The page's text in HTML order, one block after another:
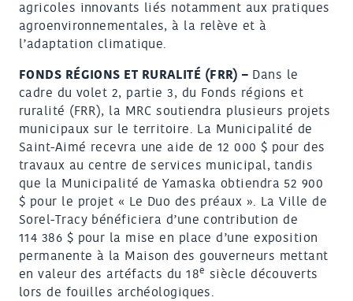
agricoles innovants liés notamment aux pratiques
agroenvironnementales, à la relève et à
l’adaptation climatique.
FONDS RÉGIONS ET RURALITÉ (FRR) – Dans le
cadre du volet 2, partie 3, du Fonds régions et
ruralité (FRR), la MRC soutiendra plusieurs projets
municipaux sur le territoire. La Municipalité de
Saint-Aimé recevra une aide de 12 000 $ pour des
travaux au centre de services municipal, tandis
que la Municipalité de Yamaska obtiendra 52 900
$ pour le projet « Le Duo des préaux ». La Ville de
Sorel-Tracy bénéficiera d’une contribution de
114 386 $ pour la mise en place d’une exposition
permanente à la Maison des gouverneurs mettant
en valeur des artéfacts du 18e siècle découverts
lors de fouilles archéologiques.